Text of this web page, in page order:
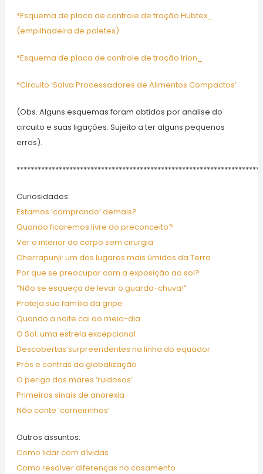
*Esquema de placa de controle de tração Hubtex_
(empilhadeira de paletes)
*Esquema de placa de controle de tração Irion_
*Circuito ‘Salva Processadores de Alimentos Compactos’
(Obs. Alguns esquemas foram obtidos por analise do
circuito e suas ligações. Sujeito a ter alguns pequenos
erros).
Curiosidades:
Estamos ‘comprando’ demais?
Quando ficaremos livre do preconceito?
Ver o interior do corpo sem cirurgia
Cherrapunji: um dos lugares mais úmidos da Terra
Por que se preocupar com a exposição ao sol?
“Não se esqueça de levar o guarda-chuva!”
Proteja sua família da gripe
Quando a noite cai ao meio-dia
O Sol: uma estrela excepcional
Descobertas surpreendentes na linha do equador
Prós e contras da globalização
O perigo dos mares ‘ruidosos’
Primeiros sinais de anorexia
Não conte ‘carneirinhos’
Outros assuntos:
Como lidar com dívidas
Como resolver diferenças no casamento